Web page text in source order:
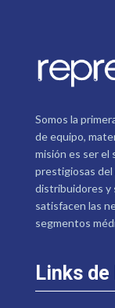
Somos la
de equipo,
misión es ser el
prestigiosas del
distribuidores y
satisfacen las
segmentos
Links